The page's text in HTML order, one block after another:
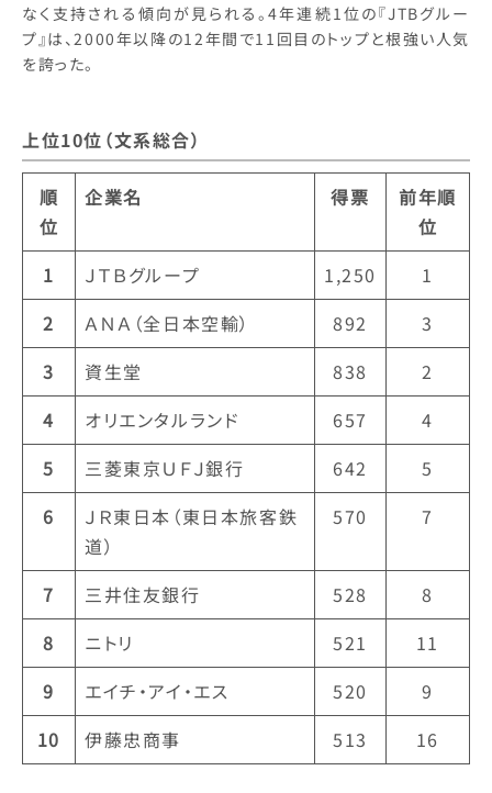
なく支持される傾向が見られる。4年連続1位の『JTBグルー
プ』は、2000年以降の12年間で11回目のトップと根強い人気
を誇った。
上位10位（文系総合）
順
位
企業名 得票
前年順
位
1
ＪＴＢグループ 1,250
1
2
ＡＮＡ（全日本空輸） 892
3
3
資生堂 838
2
4
オリエンタルランド 657
4
5
三菱東京ＵＦＪ銀行 642
5
6
ＪＲ東日本（東日本旅客鉄
道）
570 7
7 三井住友銀行 528
8
8
ニトリ 521
11
9
エイチ・アイ・エス 520
9
10
伊藤忠商事 513 16